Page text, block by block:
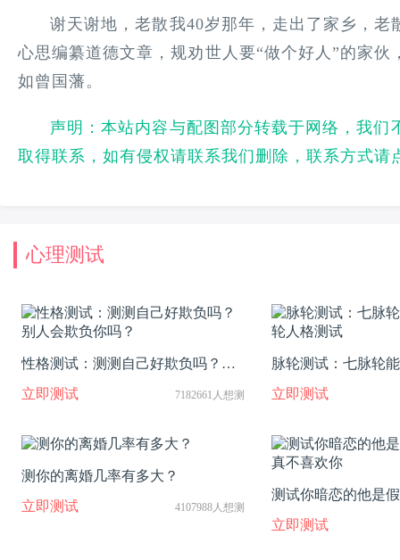
谢天谢地，老散我40岁那年，走出了家乡，
心思编纂道德文章，规劝世人要“做个好人”的家
如曾国藩。
声明：本站内容与配图部分转载于网络，我
取得联系，如有侵权请联系我们删除，联系方式请
心理测试
性格测试：测测自己好欺负吗？别
人会欺负你吗？
立即测试 7182661人想测
脉轮测试：七脉轮
人格测试
立即测试
测你的离婚几率有多大？
立即测试
4107988人想测
测试你暗恋的他是
不喜欢你
立即测试